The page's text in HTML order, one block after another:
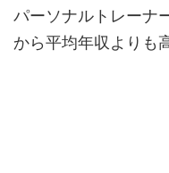
パーソナルトレーナ
から平均年収よりも